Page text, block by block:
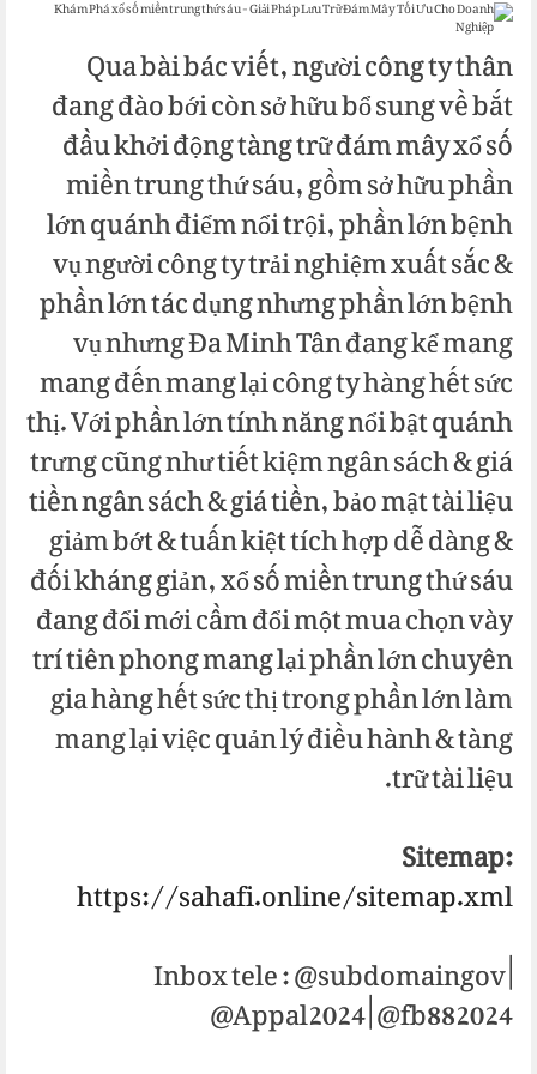
Qua bài bác viết, người công ty thân
đang đào bới còn sở hữu bổ sung về bắt
đầu khởi động tàng trữ đám mây xổ số
miền trung thứ sáu, gồm sở hữu phần
lớn quánh điểm nổi trội, phần lớn bệnh
vụ người công ty trải nghiệm xuất sắc &
phần lớn tác dụng nhưng phần lớn bệnh
vụ nhưng Đa Minh Tân đang kể mang
mang đến mang lại công ty hàng hết sức
thị. Với phần lớn tính năng nổi bật quánh
trưng cũng như tiết kiệm ngân sách & giá
tiền ngân sách & giá tiền, bảo mật tài liệu
giảm bớt & tuấn kiệt tích hợp dễ dàng &
đối kháng giản, xổ số miền trung thứ sáu
đang đổi mới cầm đổi một mua chọn vày
trí tiên phong mang lại phần lớn chuyên
gia hàng hết sức thị trong phần lớn làm
mang lại việc quản lý điều hành & tàng
trữ tài liệu.
Sitemap:
https://sahafi.online/sitemap.xml
Inbox tele : @subdomaingov |
@Appal2024 | @fb882024